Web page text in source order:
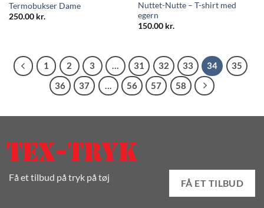
Termobukser Dame
250.00 kr.
Nuttet-Nutte – T-shirt med
egern
150.00 kr.
1 2 3 … 31 32 33 34
35
36
37 … 56 57 58
Få et tilbud på tryk på tøj
FÅ ET TILBUD